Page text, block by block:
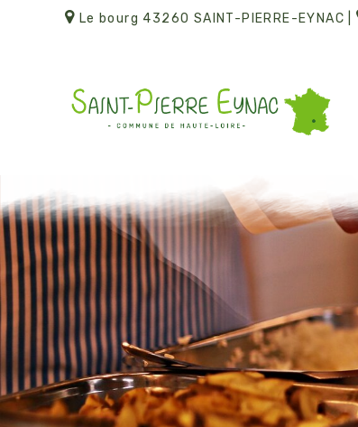
Le bourg 43260 SAINT-PIERRE-EYNAC |